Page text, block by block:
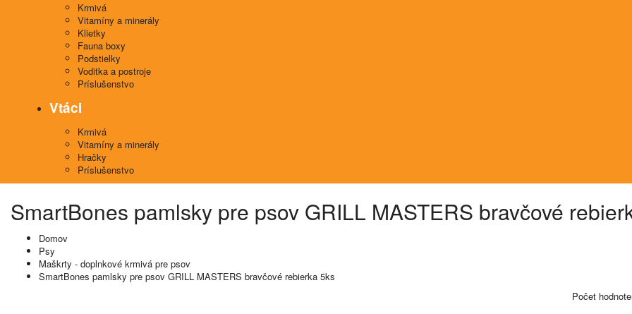
Krmivá
Vitamíny a minerály
Klietky
Fauna boxy
Podstielky
Voditka a postroje
Príslušenstvo
Vtáci
Krmivá
Vitamíny a minerály
Hračky
Príslušenstvo
SmartBones pamlsky pre psov GRILL MASTERS bravčové
Domov
Psy
Maškrty - doplnkové krmivá pre psov
SmartBones pamlsky pre psov GRILL MASTERS bravčové rebierka 5ks
Počet